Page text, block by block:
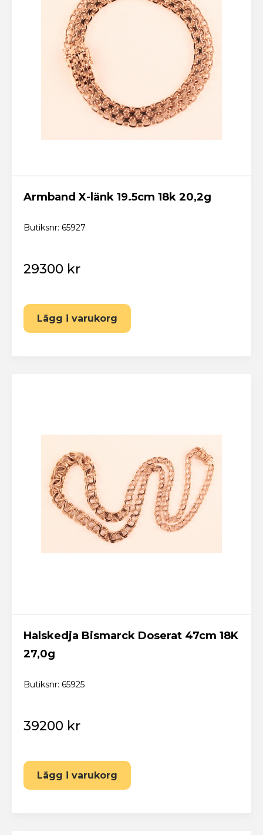
Armband X-länk 19.5cm 18k 20,2g
Butiksnr: 65927
29300 kr
Lägg i varukorg
Halskedja Bismarck Doserat 47cm 18K
27,0g
Butiksnr: 65925
39200 kr
Lägg i varukorg